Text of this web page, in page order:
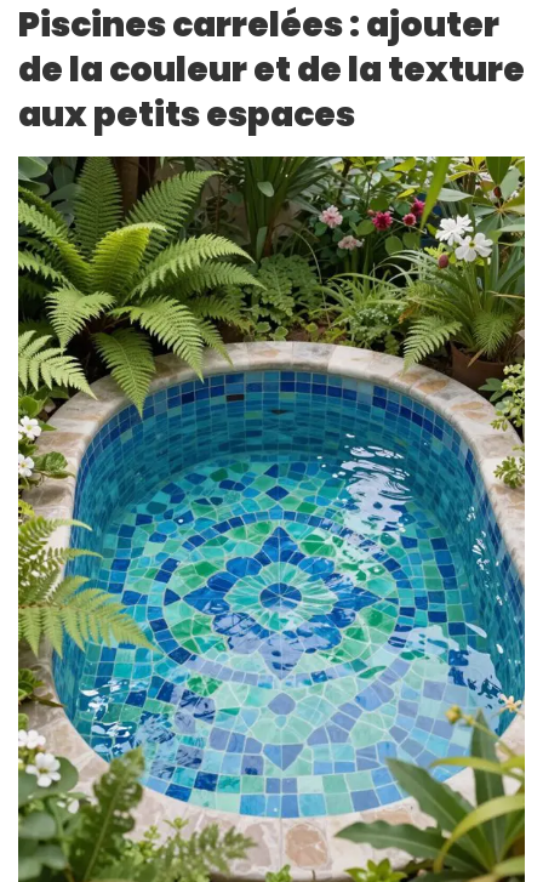
Piscines carrelées : ajouter
de la couleur et de la texture
aux petits espaces